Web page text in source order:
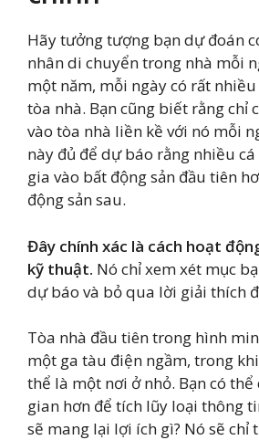
Hãy tưởng tượng bạn dự đoán
nhân di chuyển trong nhà mỗi
một năm, mỗi ngày có rất
tòa nhà. Bạn cũng biết rằng chỉ
vào tòa nhà liền kề với nó mỗi
này đủ để dự báo rằng nhiều
gia vào bất động sản đầu tiên
động sản sau.
Đây chính xác là cách hoạt
kỹ thuật. Nó chỉ xem xét mục
dự báo và bỏ qua lời giải thích
Tòa nhà đầu tiên trong hình
một ga tàu điện ngầm, trong
thể là một nơi ở nhỏ. Bạn có
gian hơn để tích lũy loại thông
sẽ mang lại lợi ích gì? Nó sẽ chỉ